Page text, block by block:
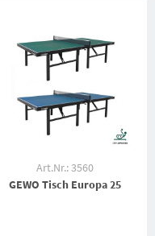
Art.Nr.: 3560
GEWO Tisch Europa 25